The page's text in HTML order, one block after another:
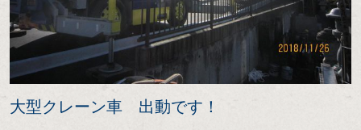
大型クレーン車 出動です！